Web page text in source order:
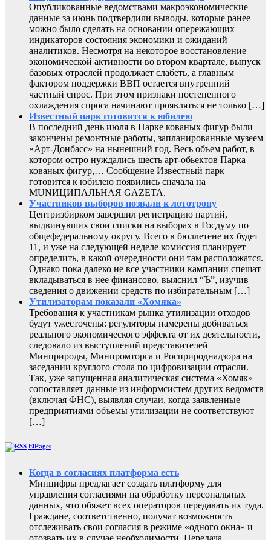
Опубликованные ведомствами макроэкономические
данные за июнь подтвердили выводы, которые ранее
можно было сделать на основании опережающих
индикаторов состояния экономики и ожиданий
аналитиков. Несмотря на некоторое восстановление
экономической активности во втором квартале, выпуск
базовых отраслей продолжает слабеть, а главным
фактором поддержки ВВП остается внутренний
частный спрос. При этом признаки постепенного
охлаждения спроса начинают проявляться не только […]
Известный парк готовится к юбилею
В последний день июля в Парке кованых фигур были
закончены ремонтные работы, запланированные музеем
«Арт-Донбасс» на нынешний год. Весь объем работ, в
котором остро нуждались шесть арт-обьектов Парка
кованых фигур,… Сообщение Известный парк
готовится к юбилею появились сначала на
MUNИЦИПАЛЬНАЯ GAZЕТА.
Участников выборов позвали к лототрону
Центризбирком завершил регистрацию партий,
выдвинувших свои списки на выборах в Госдуму по
общефедеральному округу. Всего в бюллетене их будет
11, и уже на следующей неделе комиссия планирует
определить, в какой очередности они там расположатся.
Однако пока далеко не все участники кампании спешат
вкладываться в нее финансово, выяснил “Ъ”, изучив
сведения о движении средств по избирательным […]
Утилизаторам показали «Хомяка»
Требования к участникам рынка утилизации отходов
будут ужесточены: регуляторы намерены добиваться
реального экономического эффекта от их деятельности,
следовало из выступлений представителей
Минприроды, Минпромторга и Росприроднадзора на
заседании круглого стола по цифровизации отрасли.
Так, уже запущенная аналитическая система «Хомяк»
сопоставляет данные из информсистем других ведомств
(включая ФНС), выявляя случаи, когда заявленные
предприятиями объемы утилизации не соответствуют
[…]
ElPages
Когда в согласиях платформа есть
Минцифры предлагает создать платформу для
управления согласиями на обработку персональных
данных, что обяжет всех операторов передавать их туда.
Граждане, соответственно, получат возможность
отслеживать свои согласия в режиме «одного окна» и
отозвать их в случае необходимости. Передача